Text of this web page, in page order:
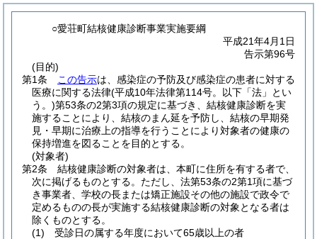
○愛荘町結核健康診断事業実施要綱
平成21年4月1日
告示第96号
(目的)
第1条
この告示は、感染症の予防及び感染症の患者に対する
医療に関する法律(平成10年法律第114号。以下「法」とい
う。)第53条の2第3項の規定に基づき、結核健康診断を実
施することにより、結核のまん延を予防し、結核の早期発
見・早期に治療上の指導を行うことにより対象者の健康の
保持増進を図ることを目的とする。
(対象者)
第2条
結核健康診断の対象者は、本町に住所を有する者で、
次に掲げるものとする。 ただし、法第53条の2第1項に基づ
き事業者、学校の長または矯正施設その他の施設で政令で
定めるものの長が実施する結核健康診断の対象となる者は
除くものとする。
(1)
受診日の属する年度において65歳以上の者